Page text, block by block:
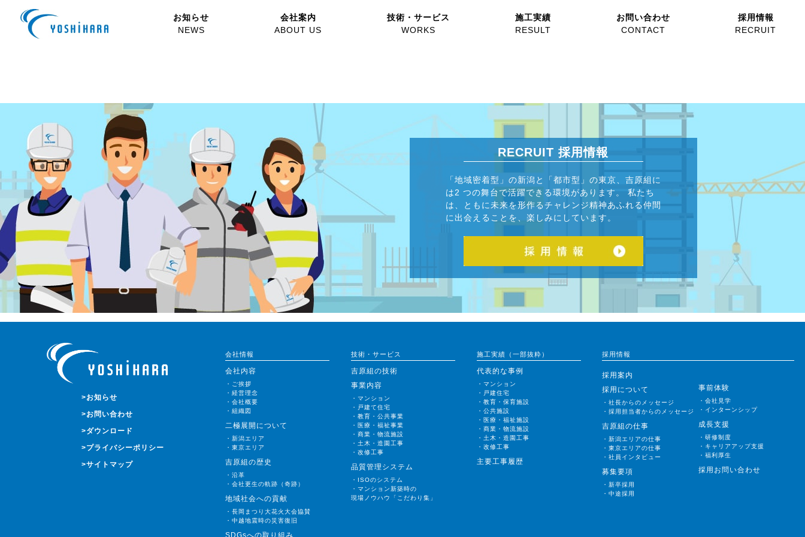
お知らせ
NEWS
会社案内
ABOUT US
技術・サービス
WORKS
施工実績
RESULT
お問い合わせ
CONTACT
採用情報
RECRUIT
あなたは自身や自身の作品を紹介したいアーティストかもしれないし、あるいは、説明するべきミッションを持つ企業かもしれません。
RECRUIT 採用情報
「地域密着型」の新潟と「都市型」の東京、吉原組に
は2 つの舞台で活躍できる環境があります。 私たち
は、ともに未来を形作るチャレンジ精神あふれる仲間
に出会えることを、楽しみにしています。
>お知らせ
>お問い合わせ
>ダウンロード
>プライバシーポリシー
>サイトマップ
会社情報
会社内容
・ご挨拶
・経営理念
・会社概要
・組織図
二極展開について
・新潟エリア
・東京エリア
吉原組の歴史
・沿革
・会社更生の軌跡（奇跡）
地域社会への貢献
・長岡まつり大花火大会協賛
・中越地震時の災害復旧
SDGsへの取り組み
技術・サービス
吉原組の技術
事業内容
・マンション
・戸建て住宅
・教育・公共事業
・医療・福祉事業
・商業・物流施設
・土木・造園工事
・改修工事
品質管理システム
・ISOのシステム
・マンション新築時の
現場ノウハウ「こだわり集」
施工実績（一部抜粋）
代表的な事例
・マンション
・戸建住宅
・教育・保育施設
・公共施設
・医療・福祉施設
・商業・物流施設
・土木・造園工事
・改修工事
主要工事履歴
採用情報
採用案内
採用について
・社長からのメッセージ
・採用担当者からのメッセージ
吉原組の仕事
・新潟エリアの仕事
・東京エリアの仕事
・社員インタビュー
募集要項
・新卒採用
・中途採用
事前体験
・会社見学
・インターンシップ
成長支援
・研修制度
・キャリアアップ支援
・福利厚生
採用お問い合わせ